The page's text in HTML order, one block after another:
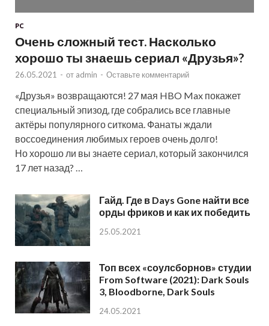
PC
Очень сложный тест. Насколько
хорошо ты знаешь сериал «Друзья»?
26.05.2021 - от admin - Оставьте комментарий
«Друзья» возвращаются! 27 мая HBO Max покажет
специальный эпизод, где собрались все главные
актёры популярного ситкома. Фанаты ждали
воссоединения любимых героев очень долго!
Но хорошо ли вы знаете сериал, который закончился
17 лет назад? …
Гайд. Где в Days Gone найти все
орды фриков и как их победить
25.05.2021
Топ всех «соулсборнов» студии
From Software (2021): Dark Souls
3, Bloodborne, Dark Souls
24.05.2021